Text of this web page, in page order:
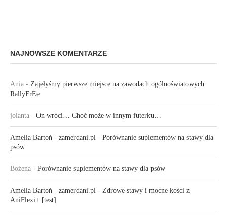
NAJNOWSZE KOMENTARZE
Ania - Zajęłyśmy pierwsze miejsce na zawodach ogólnoświatowych
RallyFrEe
jolanta - On wróci… Choć może w innym futerku…
Amelia Bartoń - zamerdani.pl - Porównanie suplementów na stawy dla
psów
Bożena - Porównanie suplementów na stawy dla psów
Amelia Bartoń - zamerdani.pl - Zdrowe stawy i mocne kości z
AniFlexi+ [test]